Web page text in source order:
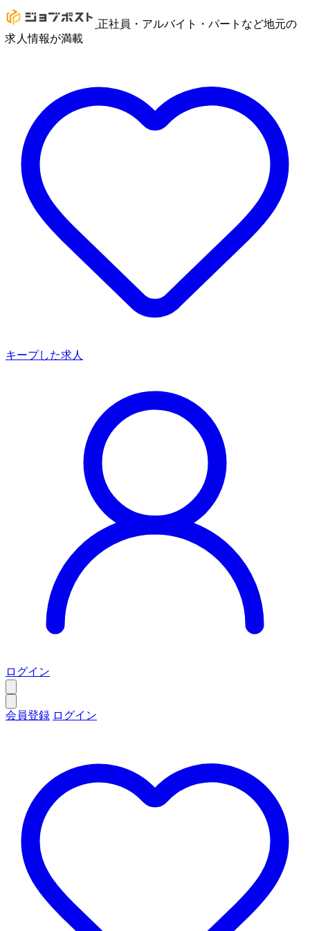
正社員・アルバイト・パートなど地元の
求人情報が満載
キープした求人
ログイン
会員登録 ログイン